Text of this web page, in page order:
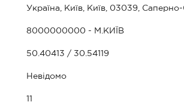
Україна, Київ, Київ, 03039,
8000000000 - М.КИЇВ
50.40413 / 30.54119
Невідомо
11